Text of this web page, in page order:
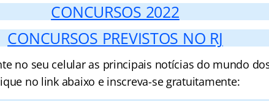
CONCURSOS 2022
CONCURSOS PREVISTOS NO RJ
no seu celular as principais notícias do mundo
no link abaixo e inscreva-se gratuitamente: